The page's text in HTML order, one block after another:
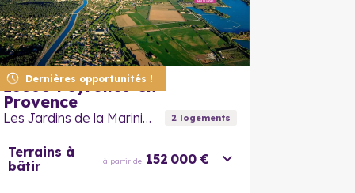
En savoir plus
Dernières opportunités !
13860 Peyrolles-en-
Provence
Les Jardins de la Marinière 2logements
Terrains à
bâtir
à partir de 152 000 €